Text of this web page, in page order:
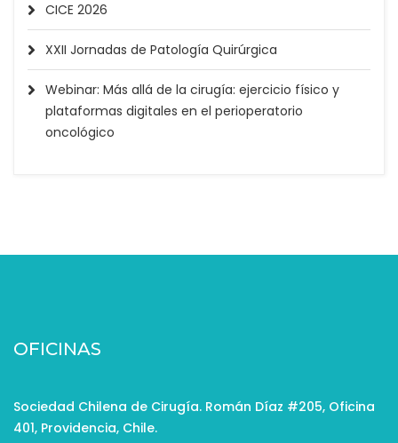
CICE 2026
XXII Jornadas de Patología Quirúrgica
Webinar: Más allá de la cirugía: ejercicio físico y
plataformas digitales en el perioperatorio
oncológico
OFICINAS
Sociedad Chilena de Cirugía. Román Díaz #205, Oficina
401, Providencia, Chile.